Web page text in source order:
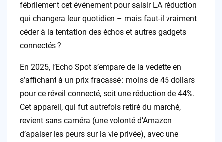
fébrilement cet événement pour saisir LA réduction
qui changera leur quotidien – mais faut-il vraiment
céder à la tentation des échos et autres gadgets
connectés ?
En 2025, l’Echo Spot s’empare de la vedette en
s’affichant à un prix fracassé : moins de 45 dollars
pour ce réveil connecté, soit une réduction de 44%.
Cet appareil, qui fut autrefois retiré du marché,
revient sans caméra (une volonté d’Amazon
d’apaiser les peurs sur la vie privée), avec une